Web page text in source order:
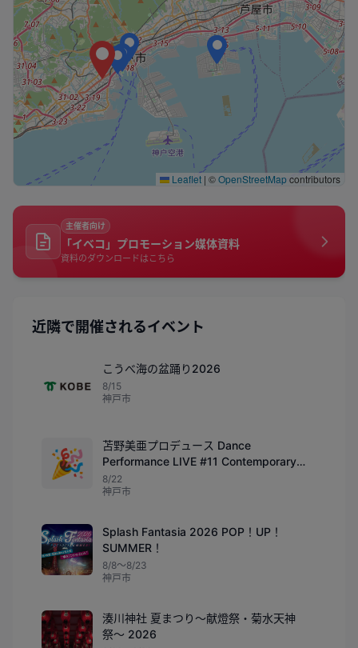
Leaflet | ©OpenStreetMapcontributors
主催者向け
「イベコ」プロモーション媒体資料
資料のダウンロードはこちら
近隣で開催されるイベント
こうべ海の盆踊り2026
8/15
神戸市
🎉
苫野美亜プロデュース Dance
Performance LIVE #11 Contemporary
Dance Pieces Ⅲ
8/22
神戸市
Splash Fantasia 2026 POP！UP！
SUMMER！
8/8〜8/23
神戸市
湊川神社 夏まつり〜献燈祭・菊水天神
祭〜 2026